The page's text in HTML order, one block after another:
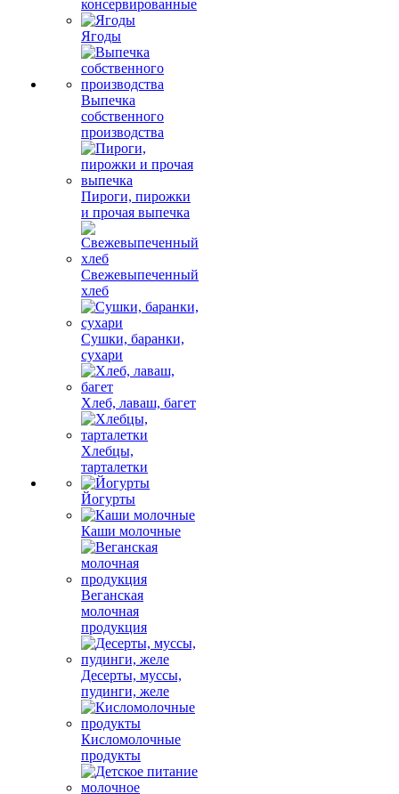
консервированные
Ягоды
Выпечка
собственного
производства
Пироги, пирожки
и прочая выпечка
Свежевыпеченный
хлеб
Сушки, баранки,
сухари
Хлеб, лаваш, багет
Хлебцы,
тарталетки
Йогурты
Каши молочные
Веганская
молочная
продукция
Десерты, муссы,
пудинги, желе
Кисломолочные
продукты